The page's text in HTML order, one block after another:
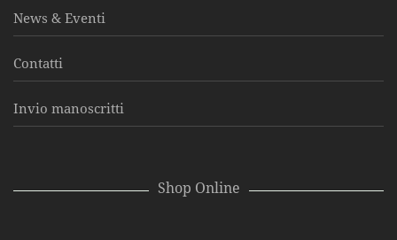
News & Eventi
Contatti
Invio manoscritti
Shop Online